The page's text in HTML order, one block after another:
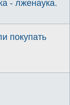
- лженаука.
покупать